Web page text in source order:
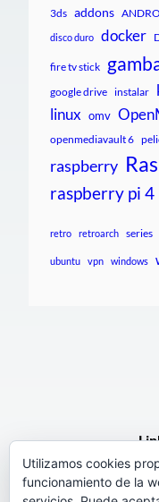
3ds addons
disco duro docker
fire tv stick
google drive instalar
linux omv
openmediavault 6
raspberry
raspberry pi 4
retro retroarch series
ubuntu vpn windows
Utilizamos cookies
funcionamiento de la